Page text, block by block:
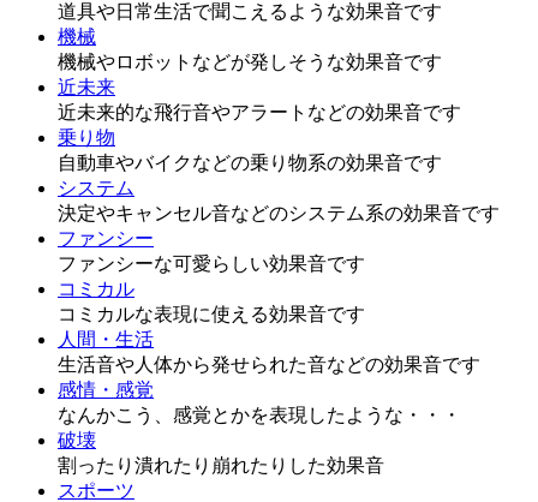
道具や日常生活で聞こえるような効果音です
機械
機械やロボットなどが発しそうな効果音です
近未来
近未来的な飛行音やアラートなどの効果音です
乗り物
自動車やバイクなどの乗り物系の効果音です
システム
決定やキャンセル音などのシステム系の効果音です
ファンシー
ファンシーな可愛らしい効果音です
コミカル
コミカルな表現に使える効果音です
人間・生活
生活音や人体から発せられた音などの効果音です
感情・感覚
なんかこう、感覚とかを表現したような・・・
破壊
割ったり潰れたり崩れたりした効果音
スポーツ